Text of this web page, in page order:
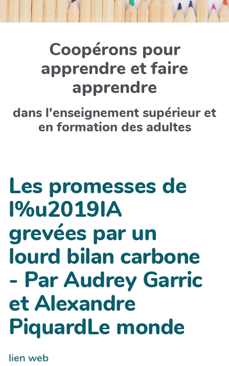
Coopérons pour
apprendre et faire
apprendre
dans l'enseignement supérieur et
en formation des adultes
Les promesses de
l%u2019IA
grevées par un
lourd bilan carbone
- Par Audrey Garric
et Alexandre
PiquardLe monde
lien web